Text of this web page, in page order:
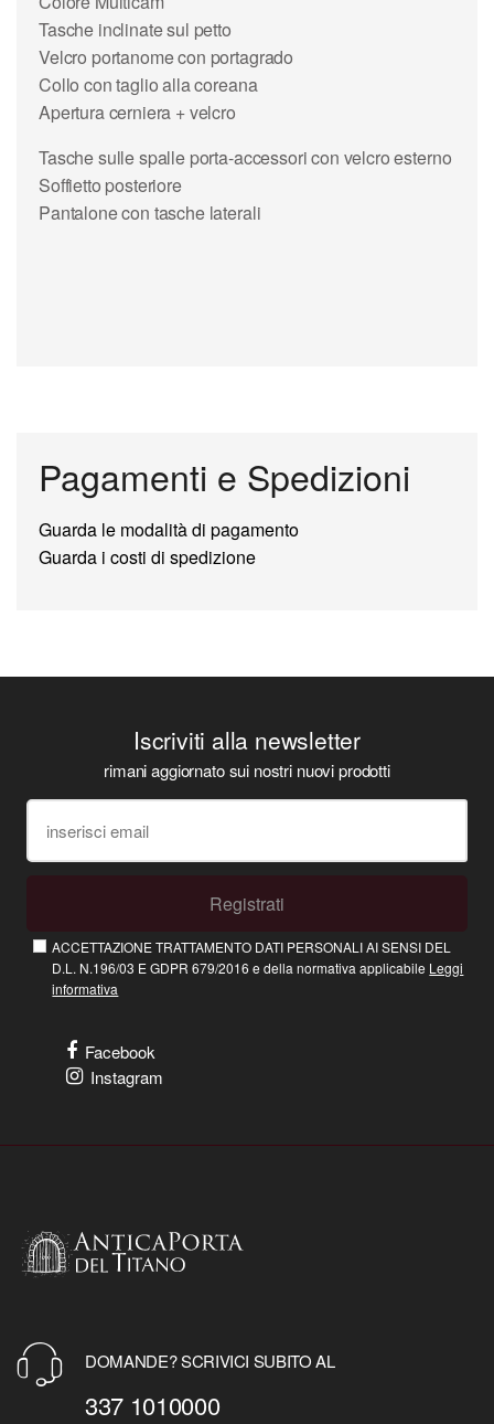
Tasche inclinate sul petto
Velcro portanome con portagrado
Collo con taglio alla coreana
Apertura cerniera + velcro
Tasche sulle spalle porta-accessori con velcro esterno
Soffietto posteriore
Pantalone con tasche laterali
Pagamenti e Spedizioni
Guarda le modalità di pagamento
Guarda i costi di spedizione
Iscriviti alla newsletter
rimani aggiornato sui nostri nuovi prodotti
Registrati
ACCETTAZIONE TRATTAMENTO DATI PERSONALI AI SENSI DEL
D.L. N.196/03 E GDPR 679/2016 e della normativa applicabile Leggi
informativa
Facebook
Instagram
DOMANDE? SCRIVICI SUBITO AL
337 1010000